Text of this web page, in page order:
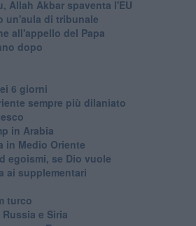
Allah Akbar spaventa l'EU
un'aula di tribunale
all'appello del Papa
dopo
6 giorni
sempre più dilaniato
in Arabia
in Medio Oriente
egoismi, se Dio vuole
ai supplementari
turco
e Siria